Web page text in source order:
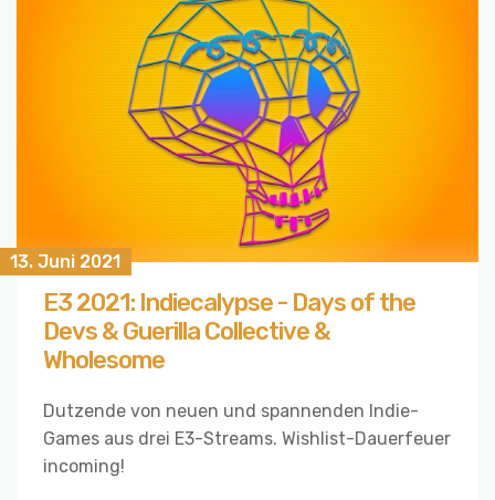
13. Juni 2021
E3 2021: Indiecalypse - Days of the
Devs & Guerilla Collective &
Wholesome
Dutzende von neuen und spannenden Indie-
Games aus drei E3-Streams. Wishlist-Dauerfeuer
incoming!